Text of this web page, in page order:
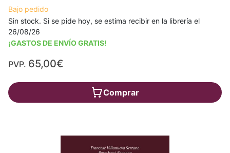
Bajo pedido
Sin stock. Si se pide hoy, se estima recibir en la librería el
26/08/26
¡GASTOS DE ENVÍO GRATIS!
PVP. 65,00€
Comprar